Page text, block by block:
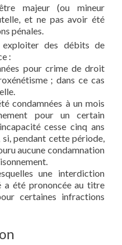
majeur (ou mineur
et ne pas avoir été
pénales.
exploiter des débits de
:
pour crime de droit
; dans ce cas
condamnées à un mois
pour un certain
cesse cinq ans
pendant cette période,
aucune condamnation
une interdiction
a été prononcée au titre
certaines infractions